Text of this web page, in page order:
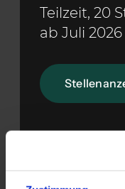
Teilzeit, 20
ab Juli 2026